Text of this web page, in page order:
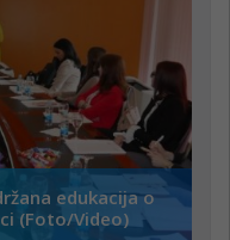
edukacija o
(Foto/Video)